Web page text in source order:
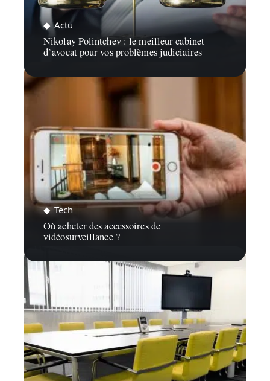
Actu
Nikolay Polintchev : le meilleur cabinet
d’avocat pour vos problèmes judiciaires
Tech
Où acheter des accessoires de
vidéosurveillance ?